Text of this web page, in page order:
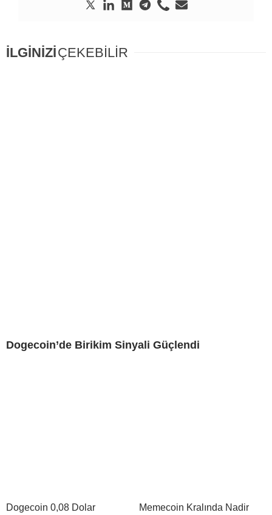
İLGİNİZİÇEKEBİLİR
Dogecoin’de Birikim Sinyali Güçlendi
Dogecoin 0,08 Dolar
Memecoin Kralında Nadir